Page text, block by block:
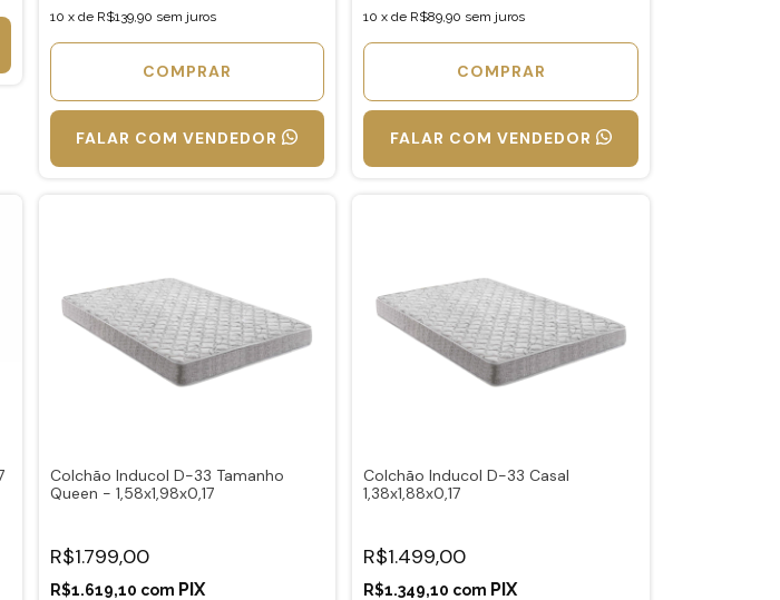
10 x de R$139,90 sem juros
FALAR COM VENDEDOR
10 xde R$89,90 sem juros
FALAR COM VENDEDOR
Colchão Inducol D-33 Tamanho
Queen - 1,58x1,98x0,17
R$1.799,00
R$1.619,10 com
Colchão Inducol D-33 Casal
1,38x1,88x0,17
R$1.499,00
R$1.349,10 com